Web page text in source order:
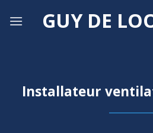
GUY DE
Installateur